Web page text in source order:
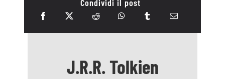
Condividi il post
J.R.R. Tolkien